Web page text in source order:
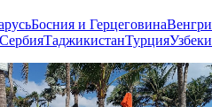
Босния и Герцеговина
СербияТаджикистанТурция